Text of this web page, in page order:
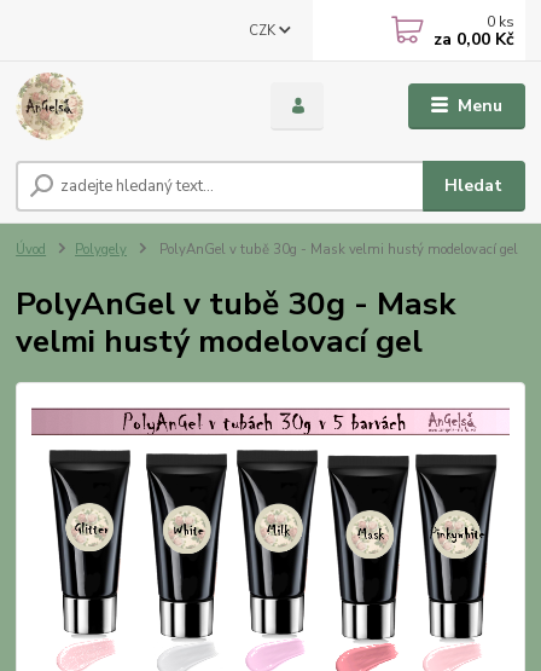
Menu
CZK
Hledat
0 ks
za 0,00 Kč
Úvod Polygely PolyAnGel v tubě 30g - Mask velmi hustý modelovací gel
PolyAnGel v tubě 30g - Mask
velmi hustý modelovací gel